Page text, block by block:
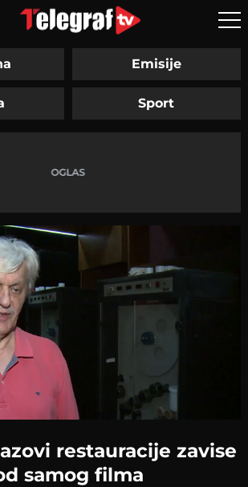
Emisije
Sport
restauracije zavise
samog filma